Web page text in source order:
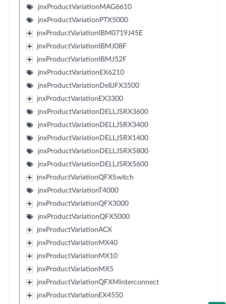
jnxProductVariationMAG6610
jnxProductVariationPTX5000
jnxProductVariationIBM0719J45E
jnxProductVariationIBMJ08F
jnxProductVariationIBMJ52F
jnxProductVariationEX6210
jnxProductVariationDellJFX3500
jnxProductVariationEX3300
jnxProductVariationDELLJSRX3600
jnxProductVariationDELLJSRX3400
jnxProductVariationDELLJSRX1400
jnxProductVariationDELLJSRX5800
jnxProductVariationDELLJSRX5600
jnxProductVariationQFXSwitch
jnxProductVariationT4000
jnxProductVariationQFX3000
jnxProductVariationQFX5000
jnxProductVariationACX
jnxProductVariationMX40
jnxProductVariationMX10
jnxProductVariationMX5
jnxProductVariationQFXMInterconnect
jnxProductVariationEX4550